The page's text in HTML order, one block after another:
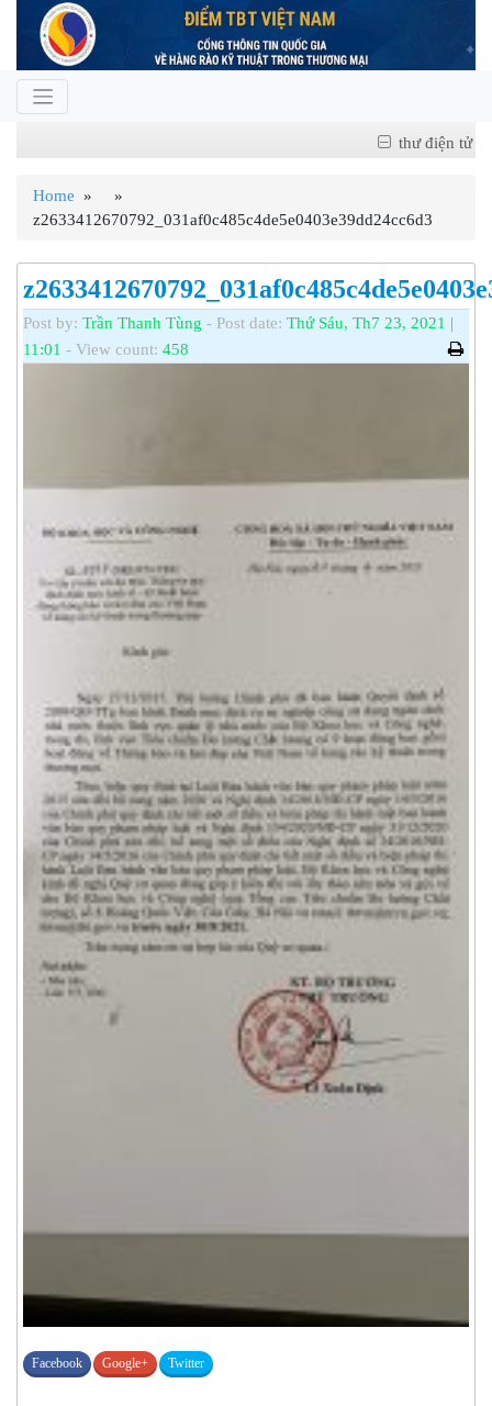
thư điện tử
Home » »
z2633412670792_031af0c485c4de5e0403e39dd24cc6d3
Post by: Trần Thanh Tùng - Post date: Thứ Sáu, Th7 23, 2021 |
11:01 - View count: 458
Facebook Google+ Twitter